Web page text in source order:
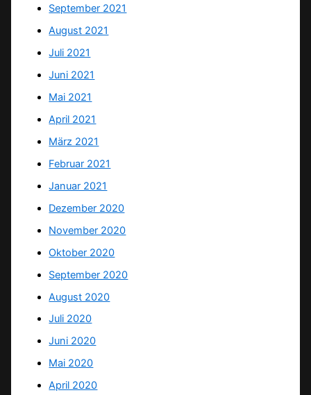
September 2021
August 2021
Juli 2021
Juni 2021
Mai 2021
April 2021
März 2021
Februar 2021
Januar 2021
Dezember 2020
November 2020
Oktober 2020
September 2020
August 2020
Juli 2020
Juni 2020
Mai 2020
April 2020